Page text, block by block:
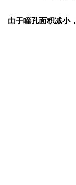
由于瞳孔面积减小